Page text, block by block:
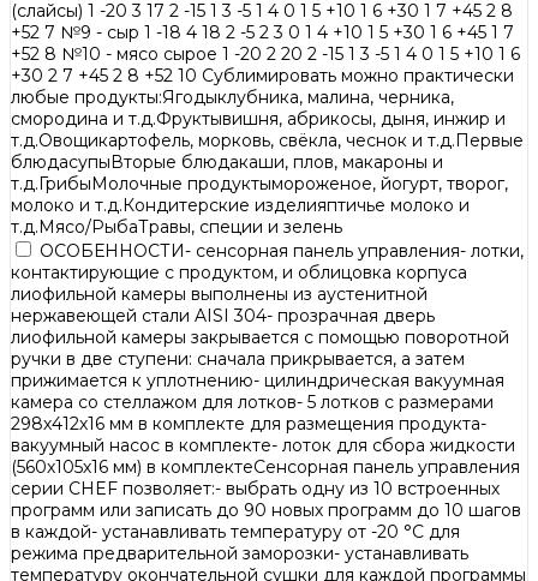
(слайсы) 1 -20 3 17 2 -15 1 3 -5 1 4 0 1 5 +10 1 6 +30 1 7 +45 2 8
+52 7 №9 - сыр 1 -18 4 18 2 -5 2 3 0 1 4 +10 1 5 +30 1 6 +45 1 7
+52 8 №10 - мясо сырое 1 -20 2 20 2 -15 1 3 -5 1 4 0 1 5 +10 1 6
+30 2 7 +45 2 8 +52 10 Сублимировать можно практически
любые продукты:Ягодыклубника, малина, черника,
смородина и т.д.Фруктывишня, абрикосы, дыня, инжир и
т.д.Овощикартофель, морковь, свёкла, чеснок и т.д.Первые
блюдасупыВторые блюдакаши, плов, макароны и
т.д.ГрибыМолочные продуктымороженое, йогурт, творог,
молоко и т.д.Кондитерские изделияптичье молоко и
т.д.Мясо/РыбаТравы, специи и зелень
ОСОБЕННОСТИ- сенсорная панель управления- лотки,
контактирующие с продуктом, и облицовка корпуса
лиофильной камеры выполнены из аустенитной
нержавеющей стали AISI 304- прозрачная дверь
лиофильной камеры закрывается с помощью поворотной
ручки в две ступени: сначала прикрывается, а затем
прижимается к уплотнению- цилиндрическая вакуумная
камера со стеллажом для лотков- 5 лотков с размерами
298х412х16 мм в комплекте для размещения продукта-
вакуумный насос в комплекте- лоток для сбора жидкости
(560х105х16 мм) в комплектеСенсорная панель управления
серии CHEF позволяет:- выбрать одну из 10 встроенных
программ или записать до 90 новых программ до 10 шагов
в каждой- устанавливать температуру от -20 °C для
режима предварительной заморозки- устанавливать
температуру окончательной сушки для каждой программы